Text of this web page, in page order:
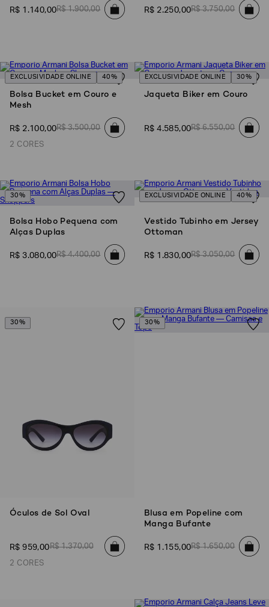
R$ 1 .140,00R$ 1.900,00 R$ 2.250,00R$ 3.750,00
EXCLUSIVIDADE ONLINE 40%
Bolsa Bucket em Couro e
Mesh
R$ 2.100,00R$ 3.500,00
2 CORES
EXCLUSIVIDADE ONLINE 30%
Jaqueta Biker em Couro
R$ 4.585,00R$ 6.550,00
30%
Bolsa Hobo Pequena com
Alças Duplas
R$ 3.080,00R$ 4.400,00
EXCLUSIVIDADE ONLINE 40%
Vestido Tubinho em Jersey
Ottoman
R$ 1 .830,00R$ 3.050,00
30%
Óculos de Sol Oval
R$ 959,00R$ 1.370,00
2 CORES
30%
Blusa em Popeline com
Manga Bufante
R$ 1 .155,00R$ 1.650,00